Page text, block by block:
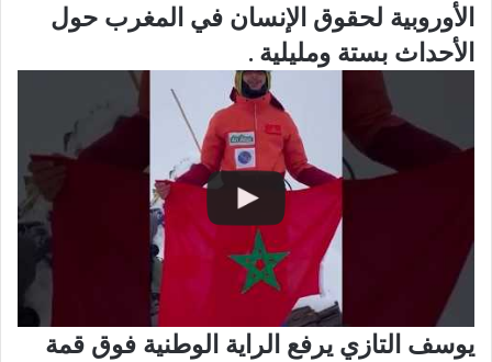
الأوروبية لحقوق الإنسان في المغرب حول
الأحداث بستة ومليلية .
يوسف التازي يرفع الراية الوطنية فوق قمة